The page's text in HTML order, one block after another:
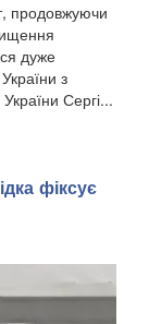
продовжуючи
дуже
з
Сергі...
фіксує